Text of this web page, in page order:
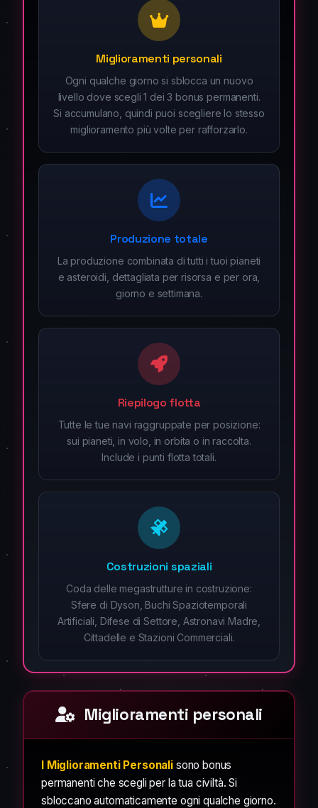
Miglioramenti personali
Ogni qualche giorno si sblocca un nuovo
livello dove scegli 1 dei 3 bonus permanenti.
Si accumulano, quindi puoi scegliere lo stesso
miglioramento più volte per rafforzarlo.
Produzione totale
La produzione combinata di tutti i tuoi pianeti
e asteroidi, dettagliata per risorsa e per ora,
giorno e settimana.
Riepilogo flotta
Tutte le tue navi raggruppate per posizione:
sui pianeti, in volo, in orbita o in raccolta.
Include i punti flotta totali.
Costruzioni spaziali
Coda delle megastrutture in costruzione:
Sfere di Dyson, Buchi Spaziotemporali
Artificiali, Difese di Settore, Astronavi Madre,
Cittadelle e Stazioni Commerciali.
Miglioramenti personali
I Miglioramenti Personali sono bonus
permanenti che scegli per la tua civiltà. Si
sbloccano automaticamente ogni qualche giorno.